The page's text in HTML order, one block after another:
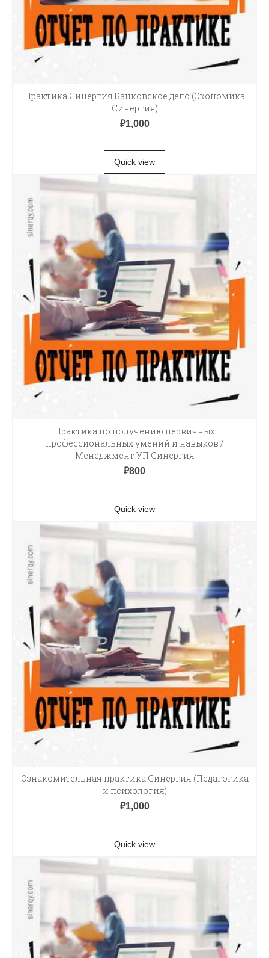
Практика Синергия Банковское дело (Экономика
Синергия)
₽1,000
Quick view
Практика по получению первичных
профессиональных умений и навыков /
Менеджмент УП Синергия
₽800
Quick view
Ознакомительная практика Синергия (Педагогика
и психология)
₽1,000
Quick view